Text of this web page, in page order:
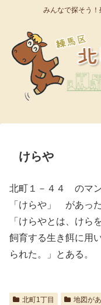
みんなで探そう
けらや
北町１－４４ のマン
「けらや」 があっ
「けらやとは、けら
飼育する生き餌に用
られた。」とある
北町1丁目 地図が